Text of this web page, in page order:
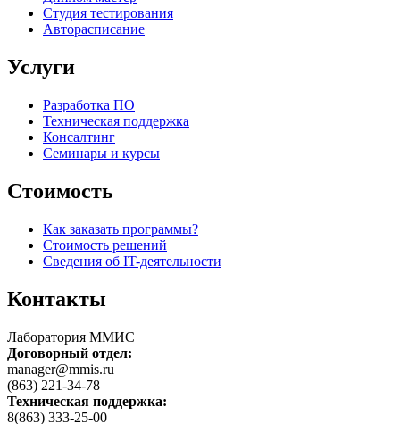
Студия тестирования
Авторасписание
Услуги
Разработка ПО
Техническая поддержка
Консалтинг
Семинары и курсы
Стоимость
Как заказать программы?
Стоимость решений
Сведения об IT-деятельности
Контакты
Лаборатория ММИС
Договорный отдел:
manager@mmis.ru
(863) 221-34-78
Техническая поддержка:
8(863) 333-25-00